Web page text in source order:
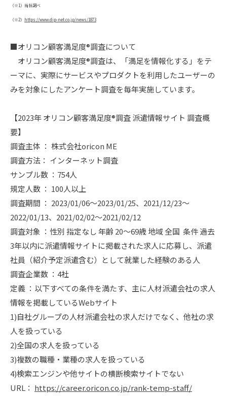
（※1）当社調べ
（※2） https://www.dip-net.co.jp/news/1873
■オリコン顧客満足度®調査について
オリコン顧客満足度®調査は、「満足を情報化する」をテ
ーマに、実際にサービスやプロダクトを利用したユーザーの
みを対象にしたアンケート調査を毎年実施しています。
【2023年 オリコン顧客満足度®調査 派遣情報サイト 調査概
要】
調査主体 ： 株式会社oricon ME
調査方法： インターネット調査
サンプル数 ：754人
規定人数 ： 100人以上
調査期間 ： 2023/01/06～2023/01/25、2021/12/23～
2022/01/13、2021/02/02～2021/02/12
調査対象 ：性別 指定なし 年齢 20～69歳 地域 全国 条件 過去
3年以内に派遣情報サイトに掲載された求人に応募し、派遣
社員（紹介予定派遣含む）として就業した経験のある人
調査企業数 ：4社
定義 ：以下すべての条件を満たす、主に人材派遣会社の求人
情報を掲載しているWebサイト
1)自社グループの人材派遣会社の求人だけでなく、他社の求
人を扱っている
2)全国の求人を扱っている
3)複数の職種・業種の求人を扱っている
4)検索エンジンや他サイトの横断検索サイトでない
URL： https://career.oricon.co.jp/rank-temp-staff/